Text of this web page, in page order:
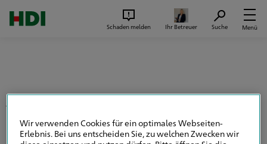
Schaden melden Ihr Betreuer Suche Menü
Wir über uns
Wir verwenden Cookies für ein optimales Webseiten-
Erlebnis. Bei uns entscheiden Sie, zu welchen Zwecken wir